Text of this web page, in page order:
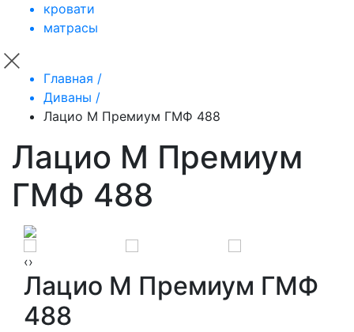
кровати
матрасы
Главная /
Диваны /
Лацио М Премиум ГМФ 488
Лацио М Премиум
ГМФ 488
‹›
Лацио М Премиум ГМФ
488